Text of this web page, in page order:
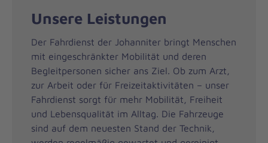
Unsere Leistungen
Der Fahrdienst der Johanniter bringt Menschen
mit eingeschränkter Mobilität und deren
Begleitpersonen sicher ans Ziel. Ob zum Arzt,
zur Arbeit oder für Freizeitaktivitäten – unser
Fahrdienst sorgt für mehr Mobilität, Freiheit
und Lebensqualität im Alltag. Die Fahrzeuge
sind auf dem neuesten Stand der Technik,